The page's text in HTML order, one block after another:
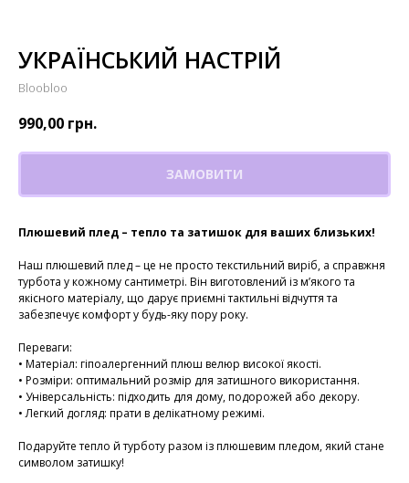
УКРАЇНСЬКИЙ НАСТРІЙ
Bloobloo
990,00 грн.
ЗАМОВИТИ
Плюшевий плед – тепло та затишок для ваших близьких!
Наш плюшевий плед – це не просто текстильний виріб, а справжня
турбота у кожному сантиметрі. Він виготовлений із м’якого та
якісного матеріалу, що дарує приємні тактильні відчуття та
забезпечує комфорт у будь-яку пору року.
Переваги:
• Матеріал: гіпоалергенний плюш велюр високої якості.
• Розміри: оптимальний розмір для затишного використання.
• Універсальність: підходить для дому, подорожей або декору.
• Легкий догляд: прати в делікатному режимі.
Подаруйте тепло й турботу разом із плюшевим пледом, який стане
символом затишку!